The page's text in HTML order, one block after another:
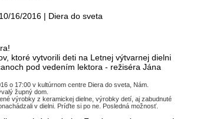
16/2016 | Diera do sveta
ktoré vytvorili deti na Letnej výtvarnej dielni
pod vedením lektora - režiséra Jána
o 17:00 v kultúrnom centre Diera do sveta, Nám.
župný dom.
výrobky z keramickej dielne, výrobky detí, aj zabudnuté
v dielni. Príďte si po ne. Posledná možnosť.